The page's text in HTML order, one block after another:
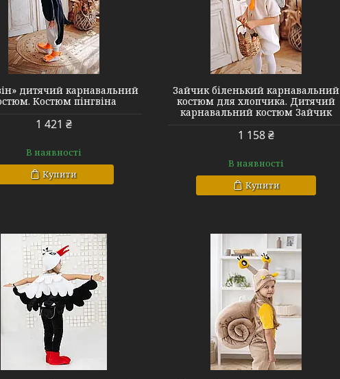
дитячий карнавальний
Костюм пінгвіна
1 421 ₴
В наявності
Купити
Зайчик біленький карнавальний
костюм для хлопчика. Дитячий
карнавальний костюм Зайчик
1 158 ₴
В наявності
Купити